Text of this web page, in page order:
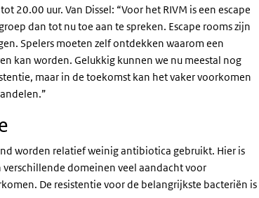
20.00 uur. Van Dissel: “Voor het RIVM is een escape
dan tot nu toe aan te spreken. Escape rooms zijn
Spelers moeten zelf ontdekken waarom een
kan worden. Gelukkig kunnen we nu meestal nog
maar in de toekomst kan het vaker voorkomen
worden relatief weinig antibiotica gebruikt. Hier is
domeinen veel aandacht voor
De resistentie voor de belangrijkste bacteriën is